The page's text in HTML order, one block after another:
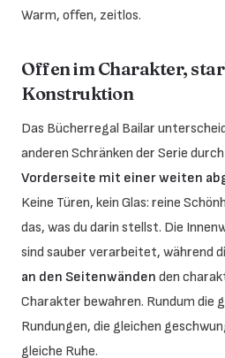
Warm, offen, zeitlos.
Offen im Charakter,
Konstruktion
Das Bücherregal Bailar
anderen Schränken der Serie
Vorderseite mit einer weiten
Keine Türen, kein Glas: reine
das, was du darin stellst. Die
sind sauber verarbeitet, während
an den Seitenwänden den
Charakter bewahren. Rundum die
Rundungen, die gleichen
gleiche Ruhe.